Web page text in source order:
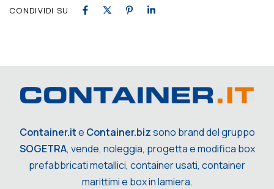
CONDIVIDI SU
Container.ite Container.bizsono brand del gruppo
SOGETRA, vende, noleggia, progetta e modifica box
prefabbricati metallici, container usati, container
marittimi e box in lamiera.